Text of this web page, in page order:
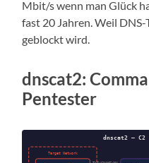
Mbit/s wenn man Glück
fast 20 Jahren. Weil
geblockt wird.
dnscat2:
Pentester